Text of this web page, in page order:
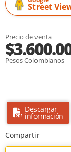
Street
Precio de venta
Pesos Colombianos
Descargar
información
Compartir